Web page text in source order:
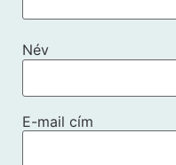
Név
E-mail cím